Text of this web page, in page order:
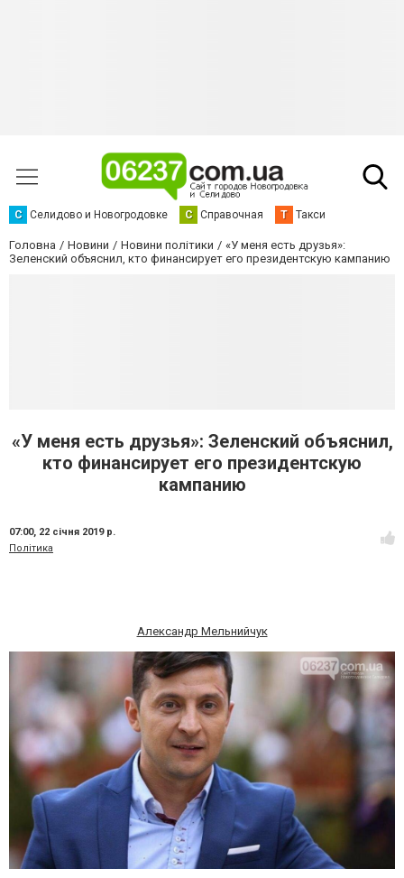
С Селидово и Новогродовке С Справочная Т Такси
Головна Новини Новини політики
«У меня есть друзья»:
Зеленский объяснил, кто финансирует его президентскую кампанию
«У меня есть друзья»: Зеленский объяснил,
кто финансирует его президентскую
кампанию
07:00, 22 січня 2019 р.
Політика
Александр Мельнийчук